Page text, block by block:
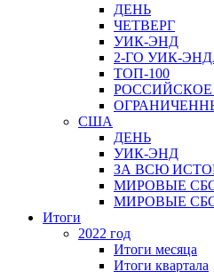
ДЕНЬ
ЧЕТВЕРГ
УИК-ЭНД
2-ГО УИК-
ТОП-100
США
ДЕНЬ
УИК-ЭНД
ЗА ВСЮ
МИРОВЫЕ
МИРОВЫЕ
Итоги
2022 год
Итоги месяца
Итоги квартала